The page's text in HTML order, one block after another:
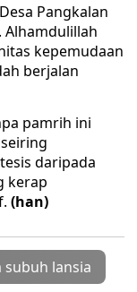
Pangkalan
Alhamdulillah
kepemudaan
berjalan
pamrih ini
daripada
kerap
(han)
lansia